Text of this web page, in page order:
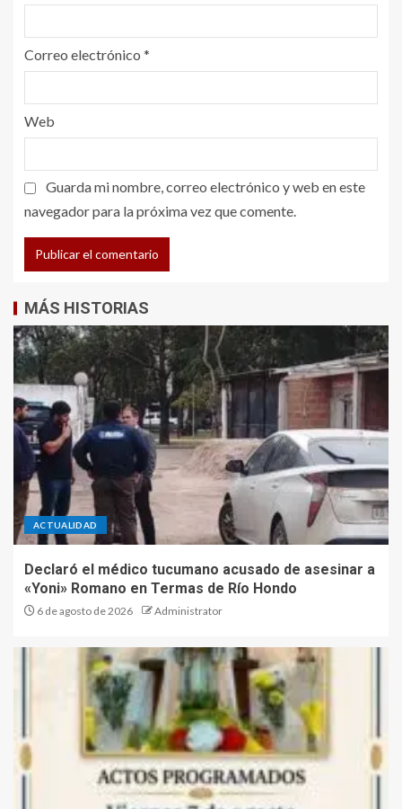
Correo electrónico *
Web
Guarda mi nombre, correo electrónico y web en este
navegador para la próxima vez que comente.
MÁS HISTORIAS
ACTUALIDAD
Declaró el médico tucumano acusado de asesinar a
«Yoni» Romano en Termas de Río Hondo
6 de agosto de 2026 Administrator